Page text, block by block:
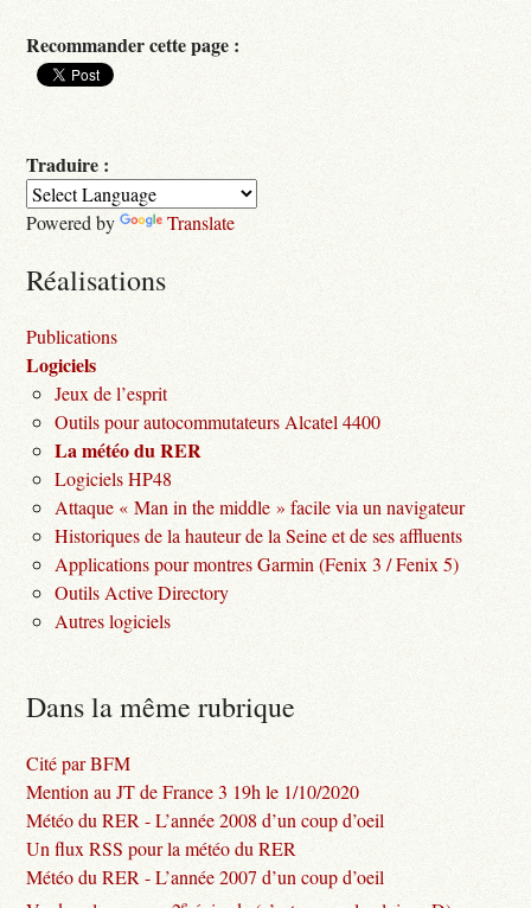
Recommander cette page :
Traduire :
Powered by Translate
Réalisations
Publications
Logiciels
Jeux de l’esprit
Outils pour autocommutateurs Alcatel 4400
La météo du RER
Logiciels HP48
Attaque « Man in the middle » facile via un navigateur
Historiques de la hauteur de la Seine et de ses affluents
Applications pour montres Garmin (Fenix 3 / Fenix 5)
Outils Active Directory
Autres logiciels
Dans la même rubrique
Cité par BFM
Mention au JT de France 3 19h le 1/10/2020
Météo du RER - L’année 2008 d’un coup d’oeil
Un flux RSS pour la météo du RER
Météo du RER - L’année 2007 d’un coup d’oeil